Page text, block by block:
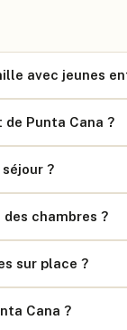
avec jeunes
Punta Cana ?
?
chambres ?
sur place ?
Cana ?